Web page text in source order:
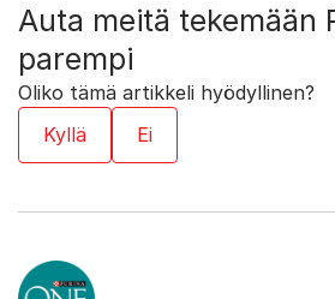
Auta meitä tekemään
parempi
Oliko tämä artikkeli hyödyllinen?